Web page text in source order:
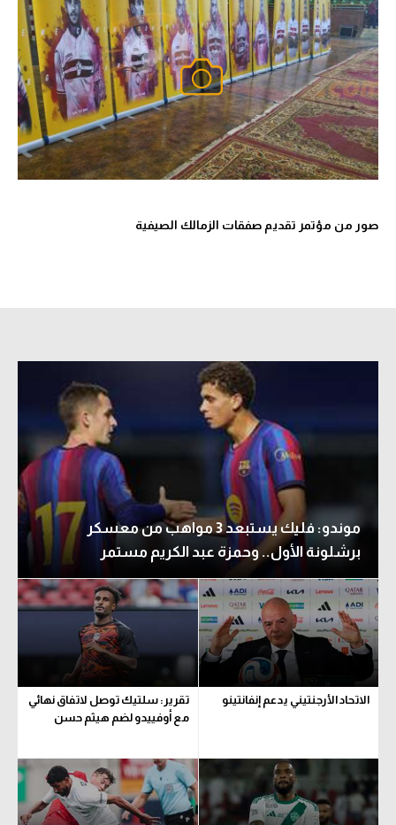
صور من مؤتمر تقديم صفقات الزمالك الصيفية
موندو: فليك يستبعد 3 مواهب من معسكر
برشلونة الأول.. وحمزة عبد الكريم مستمر
الاتحاد الأرجنتيني يدعم إنفانتينو
تقرير: سلتيك توصل لاتفاق نهائي
مع أوفييدو لضم هيثم حسن